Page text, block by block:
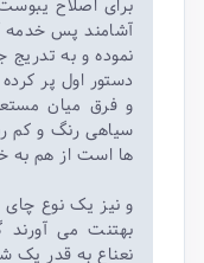
برای اصلاح
آشامند پس خدمه
نموده و به
دستور اول پر
و فرق میان
سیاهی رنگ و کم
ها است از هم به
و نیز یک نوع چای
بهتنت می آورند
نعناع به قدر یک